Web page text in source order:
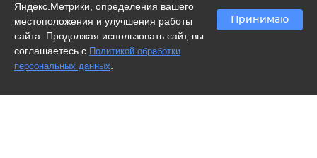
Яндекс.Метрики, определения вашего
местоположения и улучшения работы
сайта. Продолжая использовать сайт, вы
соглашаетесь с Политикой обработки
персональных данных
Принимаю